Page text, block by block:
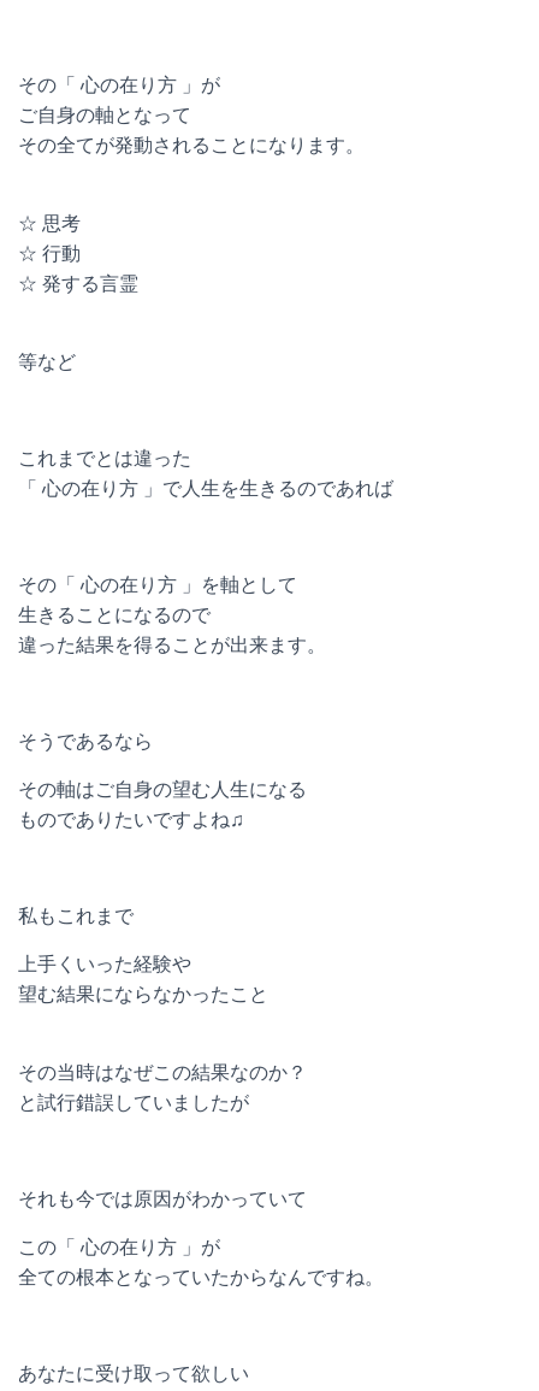
その「 心の在り方 」が
ご自身の軸となって
その全てが発動されることになります。
☆ 思考
☆ 行動
☆ 発する言霊
等など
これまでとは違った
「 心の在り方 」で人生を生きるのであれば
その「 心の在り方 」を軸として
生きることになるので
違った結果を得ることが出来ます。
そうであるなら
その軸はご自身の望む人生になる
ものでありたいですよね♫
私もこれまで
上手くいった経験や
望む結果にならなかったこと
その当時はなぜこの結果なのか？
と試行錯誤していましたが
それも今では原因がわかっていて
この「 心の在り方 」が
全ての根本となっていたからなんですね。
あなたに受け取って欲しい